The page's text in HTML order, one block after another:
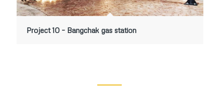
Project 10 – Bangchak gas station